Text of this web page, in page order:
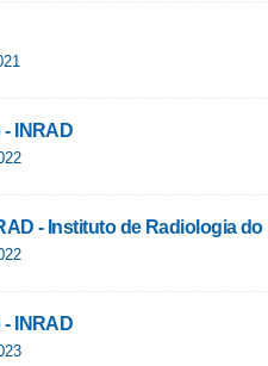
INRAD
- Instituto de Radiologia
INRAD